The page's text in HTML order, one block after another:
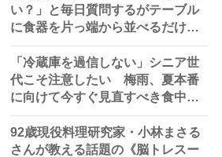
い？」と毎日質問するがテーブル
に食器を片っ端から並べるだけ―
困った息子の対処法とものがない
現在の台所の意味
「冷蔵庫を過信しない」シニア世
代こそ注意したい 梅雨、夏本番
に向けて今すぐ見直すべき食中毒
対策を家事アドバイザーが指南
92歳現役料理研究家・小林まさる
さんが教える話題の《脳トレスー